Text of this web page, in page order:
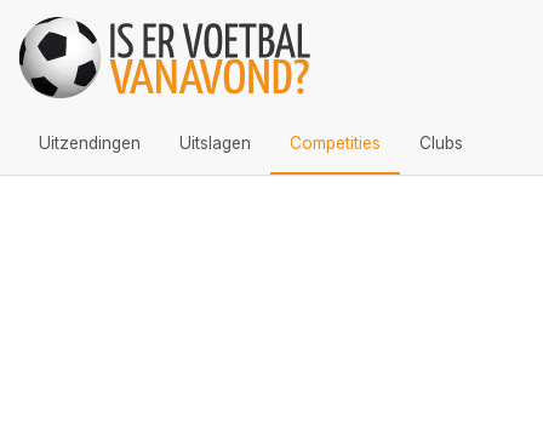
Uitzendingen Uitslagen Competities Clubs